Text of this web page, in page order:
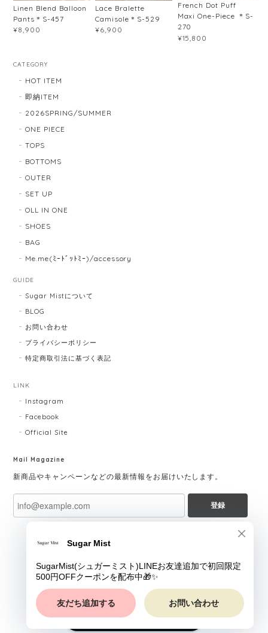
Linen Blend Balloon
Pants＊S-457
¥8,900
Lace Bralette
Camisole＊S-529
¥6,900
French Dot Puff
Maxi One-Piece ＊S-
270
¥15,800
CATEGORY
HOT ITEM
即納ITEM
2026SPRING/SUMMER
ONE PIECE
TOPS
BOTTOMS
OUTER
SET UP
OLL IN ONE
SHOES
BAG
Me.me(ﾐｰﾄﾞｯﾄﾐｰ)/accessory
GUIDE
Sugar Mistについて
BLOG
お問い合わせ
プライバシーポリシー
特定商取引法に基づく表記
LINK
Instagram
Facebook
Official Site
Mail Magazine
新商品やキャンペーンなどの最新情報をお届けいたします。
登録
ショップに質問する